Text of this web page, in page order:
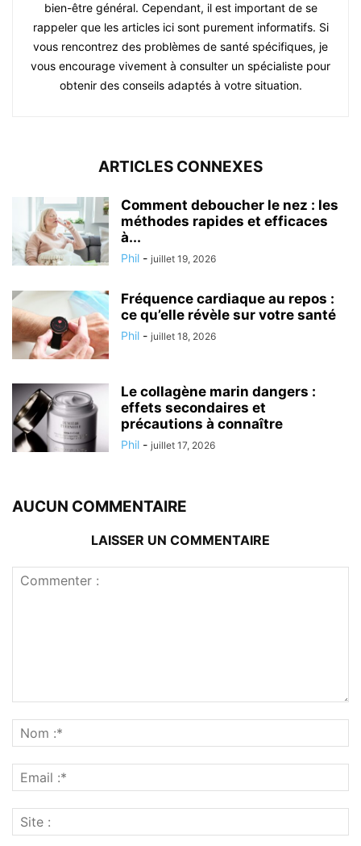
bien-être général. Cependant, il est important de se
rappeler que les articles ici sont purement informatifs. Si
vous rencontrez des problèmes de santé spécifiques, je
vous encourage vivement à consulter un spécialiste pour
obtenir des conseils adaptés à votre situation.
ARTICLES CONNEXES
Comment deboucher le nez : les
méthodes rapides et efficaces
à...
Phil - juillet 19, 2026
Fréquence cardiaque au repos :
ce qu’elle révèle sur votre santé
Phil - juillet 18, 2026
Le collagène marin dangers :
effets secondaires et
précautions à connaître
Phil - juillet 17, 2026
AUCUN COMMENTAIRE
LAISSER UN COMMENTAIRE